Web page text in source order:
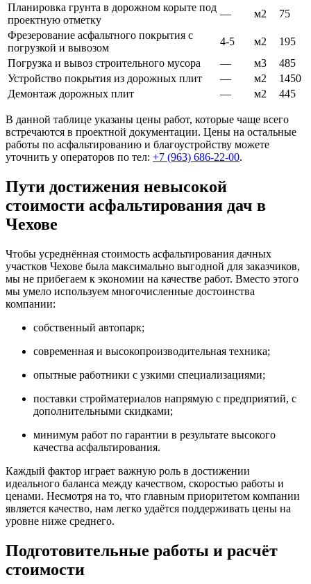
Планировка грунта в дорожном корыте под
проектную отметку
— м2
75
Фрезерование асфальтного покрытия с
погрузкой и вывозом
4-5 м2
195
Погрузка и вывоз строительного мусора
— м3
485
Устройство покрытия из дорожных плит
— м2
1450
Демонтаж дорожных плит
— м2 445
В данной таблице указаны цены работ, которые чаще всего
встречаются в проектной документации. Цены на остальные
работы по асфальтированию и благоустройству можете
уточнить у операторов по тел: +7 (963) 686-22-00.
Пути достижения невысокой
стоимости асфальтирования дач в
Чехове
Чтобы усреднённая стоимость асфальтирования дачных
участков Чехове была максимально выгодной для заказчиков,
мы не прибегаем к экономии на качестве работ. Вместо этого
мы умело используем многочисленные достоинства
компании:
собственный автопарк;
современная и высокопроизводительная техника;
опытные работники с узкими специализациями;
поставки стройматериалов напрямую с предприятий, с
дополнительными скидками;
минимум работ по гарантии в результате высокого
качества асфальтирования.
Каждый фактор играет важную роль в достижении
идеального баланса между качеством, скоростью работы и
ценами. Несмотря на то, что главным приоритетом компании
является качество, нам легко удаётся поддерживать цены на
уровне ниже среднего.
Подготовительные работы и расчёт
стоимости